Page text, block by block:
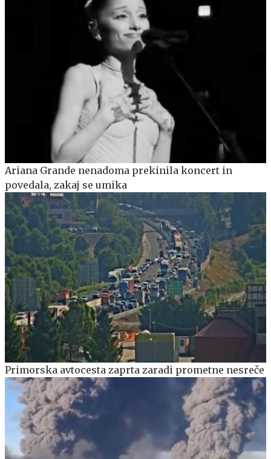
Ariana Grande nenadoma prekinila koncert in
povedala, zakaj se umika
Primorska avtocesta zaprta zaradi prometne nesreče